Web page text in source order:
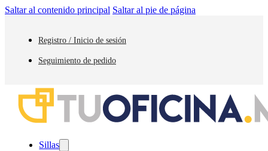
Saltar al contenido principal Saltar al pie de página
Registro / Inicio de sesión
Seguimiento de pedido
Sillas